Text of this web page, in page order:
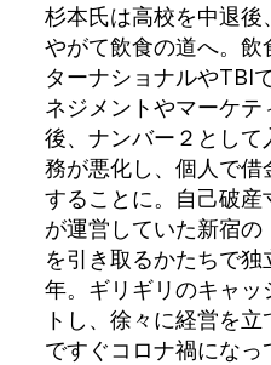
杉本氏は高校を中退
やがて飲食の道へ。
ターナショナルやTBI
ネジメントやマーケ
後、ナンバー２とし
務が悪化し、個人で借
することに。自己破
が運営していた新宿
を引き取るかたちで
年。ギリギリのキャ
トし、徐々に経営を
ですぐコロナ禍になっ